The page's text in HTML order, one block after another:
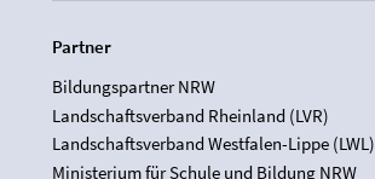
Partner
Bildungspartner NRW
Landschaftsverband Rheinland (LVR)
Landschaftsverband Westfalen-Lippe (LWL)
Ministerium für Schule und Bildung NRW